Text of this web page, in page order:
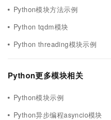
Python模块方法示例
Python tqdm模块
Python threading模块示例
Python更多模块相关
Python模块示例
Python异步编程asyncio模块